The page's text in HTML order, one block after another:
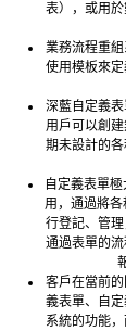
表），或用
業務流程重
使用模板來
深藍自定義表
用戶可以創
期未設計的
自定義表單
用，通過將各
行登記、管理
通過表單的
客戶在當前
義表單、自
系統的功能